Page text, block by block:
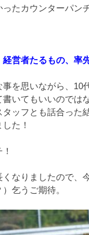
たカウンターパン
経営者たるもの、率
事を思いながら、10
いてもいいのでは
タッフとも話合った
た！
なりましたので、
乞うご期待。